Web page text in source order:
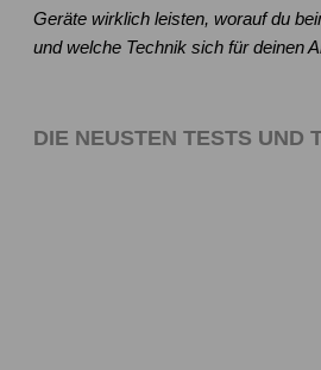
Geräte wirklich leisten, worauf du
und welche Technik sich für deinen
DIE NEUSTEN TESTS UND